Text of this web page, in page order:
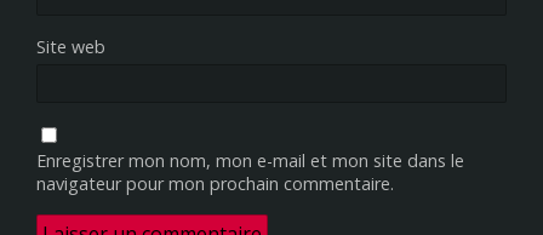
Site web
Enregistrer mon nom, mon e-mail et mon site dans le
navigateur pour mon prochain commentaire.